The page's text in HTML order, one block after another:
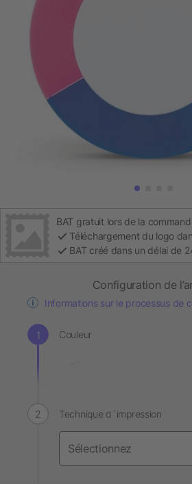
BAT gratuit lors de la
Téléchargement du logo
BAT créé dans un délai de
Configuration de
Informations sur le processus de
Couleur
Technique d´impression